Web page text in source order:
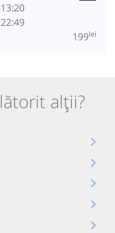
13:20
22:49
199lei
alții?